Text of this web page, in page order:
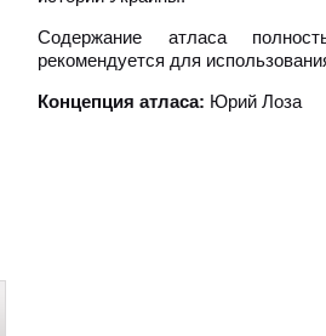
Содержание атласа
рекомендуется для
Концепция атласа: Юрий Лоза